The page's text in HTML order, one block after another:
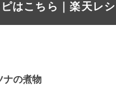
はこちら｜楽天レ
ナの煮物